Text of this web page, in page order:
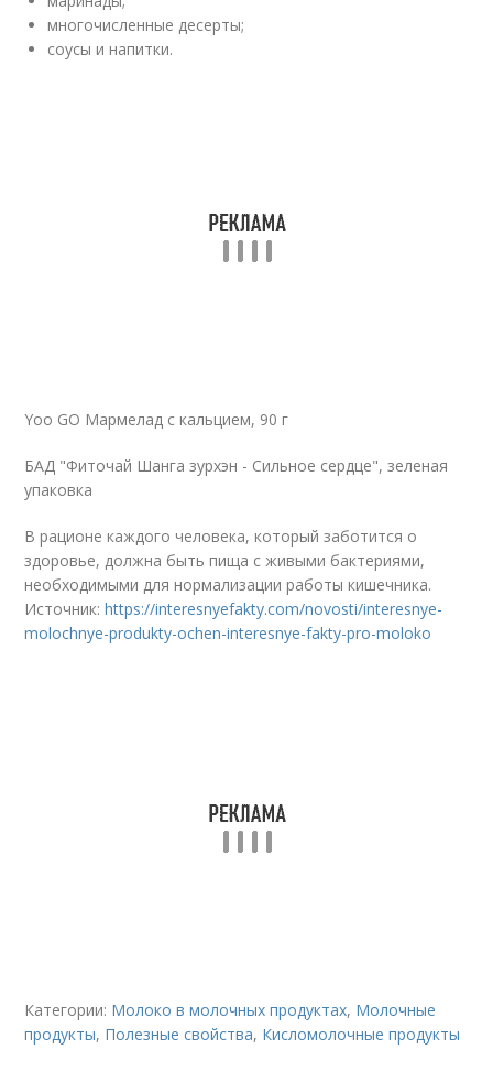
многочисленные десерты;
соусы и напитки.
Yoo GO Мармелад с кальцием, 90 г
БАД "Фиточай Шанга зурхэн - Сильное сердце", зеленая
упаковка
В рационе каждого человека, который заботится о
здоровье, должна быть пища с живыми бактериями,
необходимыми для нормализации работы кишечника.
Источник:https://interesnyefakty.com/novosti/interesnye-
molochnye-produkty-ochen-interesnye-fakty-pro-moloko
Категории: Молоко в молочных продуктах, Молочные
продукты, Полезные свойства, Кисломолочные продукты